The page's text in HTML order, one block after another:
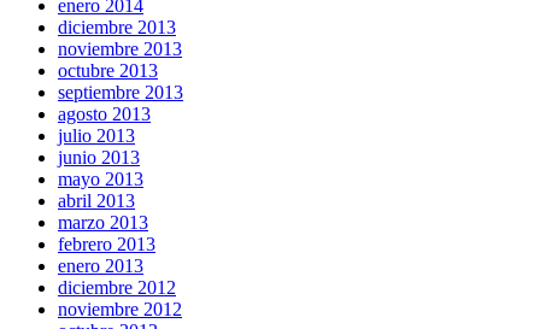
enero 2014
diciembre 2013
noviembre 2013
octubre 2013
septiembre 2013
agosto 2013
julio 2013
junio 2013
mayo 2013
abril 2013
marzo 2013
febrero 2013
enero 2013
diciembre 2012
noviembre 2012